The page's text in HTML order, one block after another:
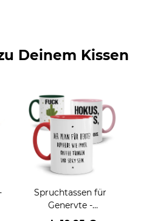
Deinem Kissen
Spruchtassen für
Genervte -
verschiedene Farben